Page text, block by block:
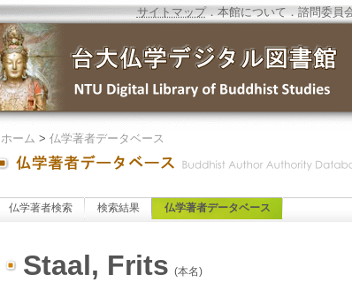
サイトマップ．本館について．諮問委員
ホーム > 仏学著者データベース
仏学著者検索 検索結果 仏学著者データベース
Staal, Frits (本名)